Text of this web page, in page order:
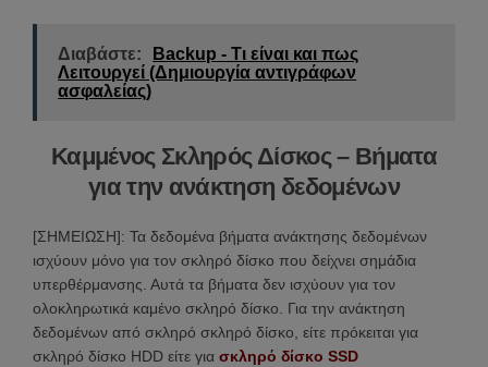
Διαβάστε:
Backup - Τι είναι και πως
Λειτουργεί (Δημιουργία αντιγράφων
ασφαλείας)
Καμμένος Σκληρός Δίσκος – Βήματα
για την ανάκτηση δεδομένων
[ΣΗΜΕΙΩΣΗ]: Τα δεδομένα βήματα ανάκτησης δεδομένων
ισχύουν μόνο για τον σκληρό δίσκο που δείχνει σημάδια
υπερθέρμανσης. Αυτά τα βήματα δεν ισχύουν για τον
ολοκληρωτικά καμένο σκληρό δίσκο. Για την ανάκτηση
δεδομένων από σκληρό σκληρό δίσκο, είτε πρόκειται για
σκληρό δίσκο HDD είτε για σκληρό δίσκο SSD